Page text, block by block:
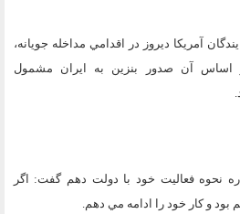
آمريکا ديروز در اقدامي مداخله جويانه،
اساس آن صدور بنزين به ايران مشمول
نحوه فعاليت خود با دولت دهم گفت: اگر
و کار خود را ادامه مي دهم.